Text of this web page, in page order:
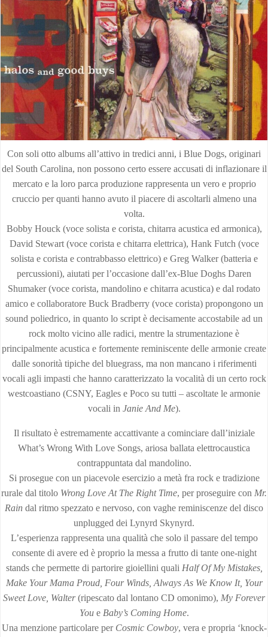
Con soli otto albums all’attivo in tredici anni, i Blue Dogs, originari
del South Carolina, non possono certo essere accusati di inflazionare il
mercato e la loro parca produzione rappresenta un vero e proprio
cruccio per quanti hanno avuto il piacere di ascoltarli almeno una
volta.
Bobby Houck (voce solista e corista, chitarra acustica ed armonica),
David Stewart (voce corista e chitarra elettrica), Hank Futch (voce
solista e corista e contrabbasso elettrico) e Greg Walker (batteria e
percussioni), aiutati per l’occasione dall’ex-Blue Doghs Daren
Shumaker (voce corista, mandolino e chitarra acustica) e dal rodato
amico e collaboratore Buck Bradberry (voce corista) propongono un
sound poliedrico, in quanto lo script è decisamente accostabile ad un
rock molto vicino alle radici, mentre la strumentazione è
principalmente acustica e fortemente reminiscente delle armonie create
dalle sonorità tipiche del bluegrass, ma non mancano i riferimenti
vocali agli impasti che hanno caratterizzato la vocalità di un certo rock
westcoastiano (CSNY, Eagles e Poco su tutti – ascoltate le armonie
vocali in Janie And Me).
Il risultato è estremamente accattivante a cominciare dall’iniziale
What’s Wrong With Love Songs, ariosa ballata elettrocaustica
contrappuntata dal mandolino.
Si prosegue con un piacevole esercizio a metà fra rock e tradizione
rurale dal titolo Wrong Love At The Right Time, per proseguire con Mr.
Rain dal ritmo spezzato e nervoso, con vaghe reminiscenze del disco
unplugged dei Lynyrd Skynyrd.
L’esperienza rappresenta una qualità che solo il passare del tempo
consente di avere ed è proprio la messa a frutto di tante one-night
stands che permette di partorire gioiellini quali Half Of My Mistakes,
Make Your Mama Proud, Four Winds, Always As We Know It, Your
Sweet Love, Walter(ripescato dal lontano CD omonimo), My Forever
You eBaby’s Coming Home.
Una menzione particolare per Cosmic Cowboy, vera e propria ‘knock-